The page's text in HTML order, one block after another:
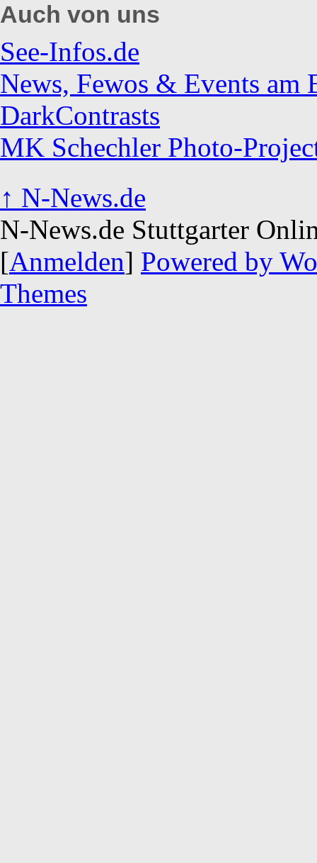
Auch von uns
See-Infos.de
News, Fewos & Events am
DarkContrasts
MK Schechler Photo-
↑ N-News.de
N-News.de Stuttgarter
[Anmelden] Powered by
Themes